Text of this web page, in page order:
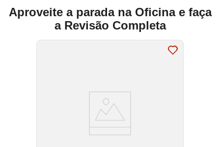
Aproveite a parada na Oficina e faça
a Revisão Completa